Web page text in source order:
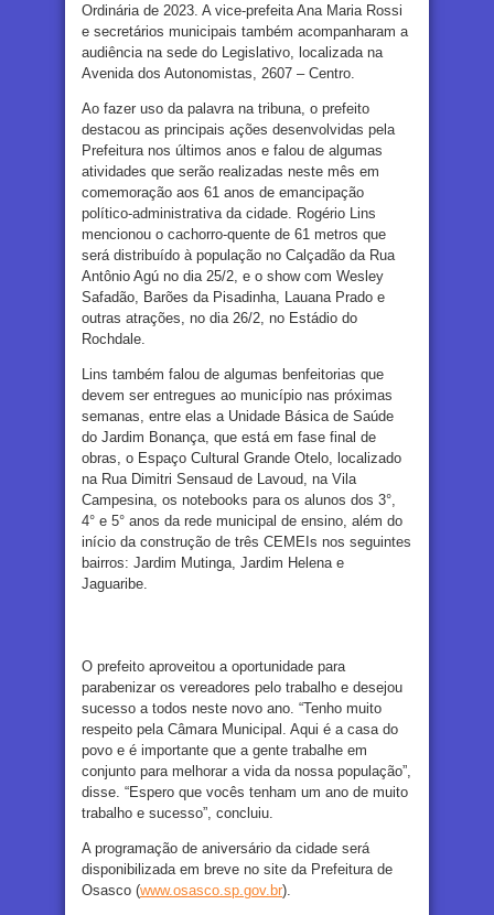
Ordinária de 2023. A vice-prefeita Ana Maria Rossi
e secretários municipais também acompanharam a
audiência na sede do Legislativo, localizada na
Avenida dos Autonomistas, 2607 – Centro.
Ao fazer uso da palavra na tribuna, o prefeito
destacou as principais ações desenvolvidas pela
Prefeitura nos últimos anos e falou de algumas
atividades que serão realizadas neste mês em
comemoração aos 61 anos de emancipação
político-administrativa da cidade. Rogério Lins
mencionou o cachorro-quente de 61 metros que
será distribuído à população no Calçadão da Rua
Antônio Agú no dia 25/2, e o show com Wesley
Safadão, Barões da Pisadinha, Lauana Prado e
outras atrações, no dia 26/2, no Estádio do
Rochdale.
Lins também falou de algumas benfeitorias que
devem ser entregues ao município nas próximas
semanas, entre elas a Unidade Básica de Saúde
do Jardim Bonança, que está em fase final de
obras, o Espaço Cultural Grande Otelo, localizado
na Rua Dimitri Sensaud de Lavoud, na Vila
Campesina, os notebooks para os alunos dos 3°,
4° e 5° anos da rede municipal de ensino, além do
início da construção de três CEMEIs nos seguintes
bairros: Jardim Mutinga, Jardim Helena e
Jaguaribe.
O prefeito aproveitou a oportunidade para
parabenizar os vereadores pelo trabalho e desejou
sucesso a todos neste novo ano. “Tenho muito
respeito pela Câmara Municipal. Aqui é a casa do
povo e é importante que a gente trabalhe em
conjunto para melhorar a vida da nossa população”,
disse. “Espero que vocês tenham um ano de muito
trabalho e sucesso”, concluiu.
A programação de aniversário da cidade será
disponibilizada em breve no site da Prefeitura de
Osasco (www.osasco.sp.gov.br).